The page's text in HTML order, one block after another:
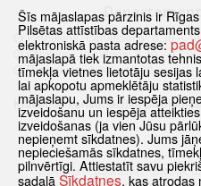
Pirmdiena, Ceturtdiena: 8.30 –
Otrdiena, Trešdiena: 8.30 – 17.00
Piektdiena: 8.30 – 15.00
Klātienes konsultācijas
Sākums Jaunumi Biežāk
Šīs mājaslapas pārzinis ir
Pilsētas attīstības
elektroniskā pasta adrese:
mājaslapā tiek izmantotas
tīmekļa vietnes lietotāju sesijas
lai apkopotu apmeklētāju
mājaslapu, Jums ir iespēja
izveidošanu un iespēja
izveidošanas (ja vien Jūsu
nepieņemt sīkdatnes). Jums
nepieciešamās sīkdatnes,
pilnvērtīgi. Attiestatīt savu
sadaļā Sīkdatnes, kas atrodas